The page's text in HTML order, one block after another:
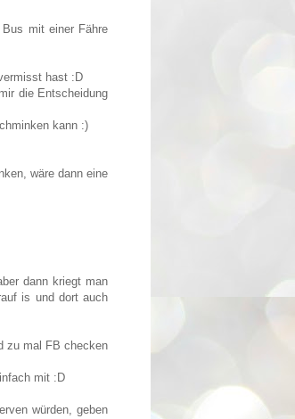
mit einer Fähre
hast :D
die Entscheidung
kann :)
wäre dann eine
dann kriegt man
is und dort auch
zu mal FB checken
mit :D
würden, geben